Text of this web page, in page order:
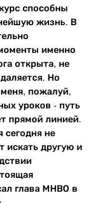
способны
жизнь. В
именно
открыта, не
Но
пожалуй,
уроков - путь
прямой линией.
сегодня не
искать другую и
глава МНВО в